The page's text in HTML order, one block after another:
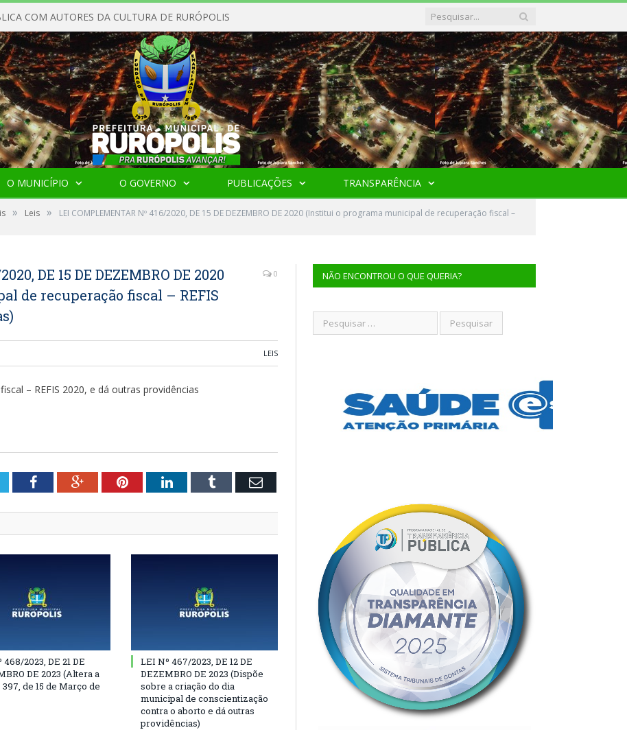
COM AUTORES DA CULTURA DE RURÓPOLIS
O MUNICÍPIO O GOVERNO PUBLICAÇÕES TRANSPARÊNCIA
» Leis » LEI COMPLEMENTAR Nº 416/2020, DE 15 DE DEZEMBRO DE 2020 (Institui o programa municipal de recuperação fiscal –
DE 15 DE DEZEMBRO DE 2020
de recuperação fiscal – REFIS
0
LEIS
– REFIS 2020, e dá outras providências
FacebookGoogle+PinterestLinkedInTumblr Email
468/2023, DE 21 DE
DE 2023 (Altera a
de 15 de Março de
LEI Nº 467/2023, DE 12 DE
DEZEMBRO DE 2023 (Dispõe
sobre a criação do dia
municipal de conscientização
contra o aborto e dá outras
providências)
NÃO ENCONTROU O QUE QUERIA?